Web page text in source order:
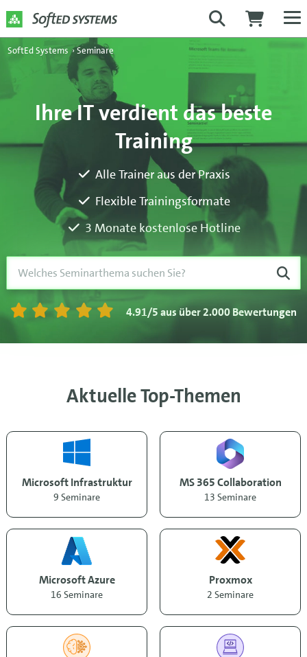
SoftEd Systems ›Seminare
Ihre IT verdient das beste
Training
Alle Trainer aus der Praxis
Flexible Trainingsformate
3 Monate kostenlose Hotline
4.91/5 aus über 2.000 Bewertungen
Aktuelle Top-Themen
Microsoft Infrastruktur
9 Seminare
MS 365 Collaboration
13 Seminare
Microsoft Azure
16 Seminare
Proxmox
2 Seminare